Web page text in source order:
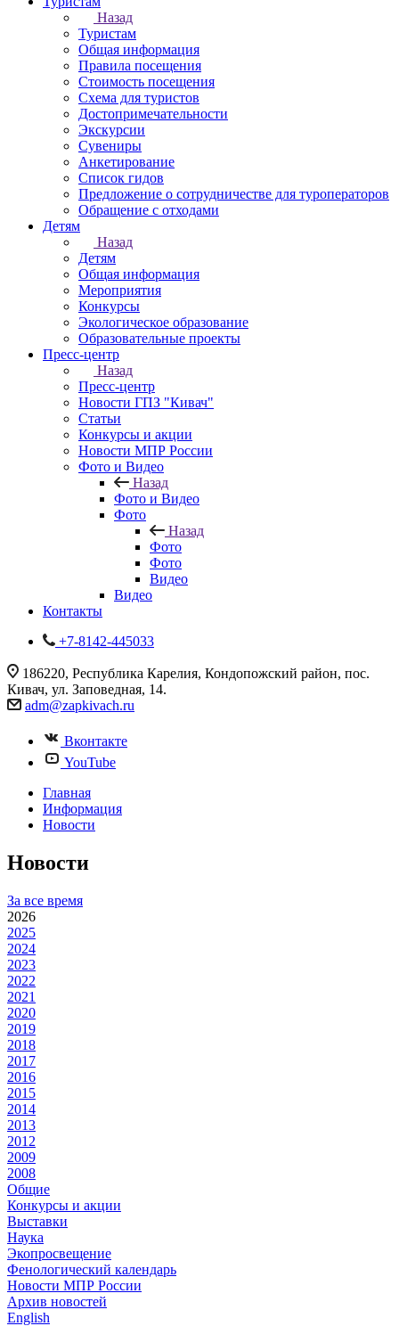
Назад
Туристам
Общая информация
Правила посещения
Стоимость посещения
Схема для туристов
Достопримечательности
Экскурсии
Сувениры
Анкетирование
Список гидов
Предложение о сотрудничестве для туроператоров
Обращение с отходами
Детям
Назад
Детям
Общая информация
Мероприятия
Конкурсы
Экологическое образование
Образовательные проекты
Пресс-центр
Назад
Пресс-центр
Новости ГПЗ "Кивач"
Статьи
Конкурсы и акции
Новости МПР России
Фото и Видео
Назад
Фото и Видео
Фото
Назад
Фото
Фото
Видео
Видео
Контакты
+7-8142-445033
186220, Республика Карелия, Кондопожский район, пос.
Кивач, ул. Заповедная, 14.
adm@zapkivach.ru
Вконтакте
YouTube
Главная
Информация
Новости
Новости
За все время
2026
2025
2024
2023
2022
2021
2020
2019
2018
2017
2016
2015
2014
2013
2012
2009
2008
Общие
Конкурсы и акции
Выставки
Наука
Экопросвещение
Фенологический календарь
Новости МПР России
Архив новостей
English